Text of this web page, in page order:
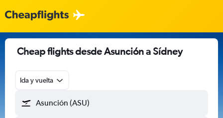
Cheap flights desde Asunción a Sídney
Ida y vuelta
Asunción (ASU)